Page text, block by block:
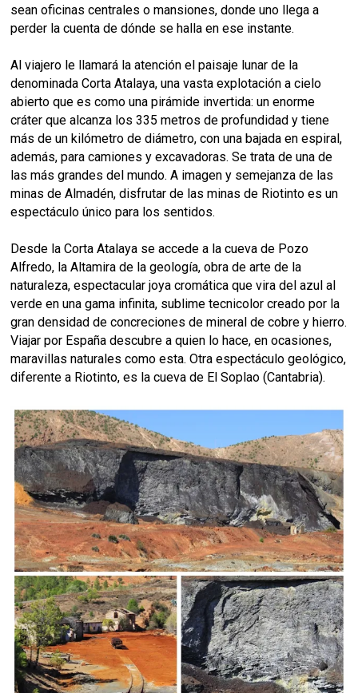
sean oficinas centrales o mansiones, donde uno llega a
perder la cuenta de dónde se halla en ese instante.
Al viajero le llamará la atención el paisaje lunar de la
denominada Corta Atalaya, una vasta explotación a cielo
abierto que es como una pirámide invertida: un enorme
cráter que alcanza los 335 metros de profundidad y tiene
más de un kilómetro de diámetro, con una bajada en espiral,
además, para camiones y excavadoras. Se trata de una de
las más grandes del mundo. A imagen y semejanza de las
minas de Almadén, disfrutar de las minas de Riotinto es un
espectáculo único para los sentidos.
Desde la Corta Atalaya se accede a la cueva de Pozo
Alfredo, la Altamira de la geología, obra de arte de la
naturaleza, espectacular joya cromática que vira del azul al
verde en una gama infinita, sublime tecnicolor creado por la
gran densidad de concreciones de mineral de cobre y hierro.
Viajar por España descubre a quien lo hace, en ocasiones,
maravillas naturales como esta. Otra espectáculo geológico,
diferente a Riotinto, es la cueva de El Soplao (Cantabria).